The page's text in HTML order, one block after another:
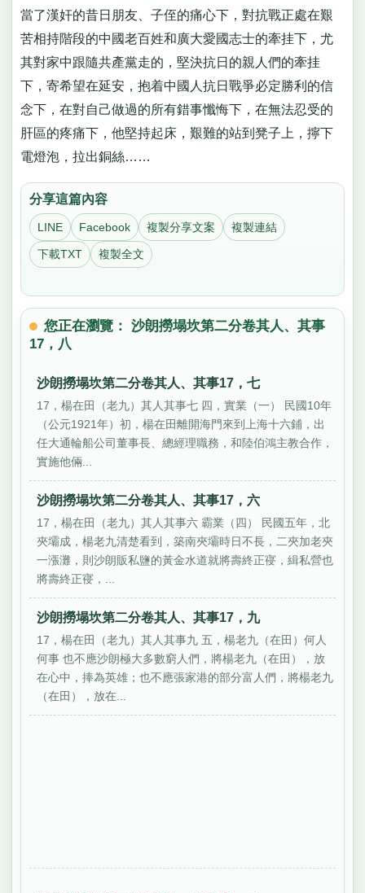
當了漢奸的昔日朋友、子侄的痛心下，對抗戰正處在艱
苦相持階段的中國老百姓和廣大愛國志士的牽挂下，尤
其對家中跟隨共產黨走的，堅決抗日的親人們的牽挂
下，寄希望在延安，抱着中國人抗日戰爭必定勝利的信
念下，在對自己做過的所有錯事懺悔下，在無法忍受的
肝區的疼痛下，他堅持起床，艱難的站到凳子上，擰下
電燈泡，拉出銅絲……
分享這篇內容
LINE Facebook 複製分享文案 複製連結
下載TXT 複製全文
您正在瀏覽： 沙朗撈塌坎第二分卷其人、其事
17，八
沙朗撈塌坎第二分卷其人、其事17，七
17，楊在田（老九）其人其事七 四，實業（一） 民國10年
（公元1921年）初，楊在田離開海門來到上海十六鋪，出
任大通輪船公司董事長、總經理職務，和陸伯鴻主教合作，
實施他倆...
沙朗撈塌坎第二分卷其人、其事17，六
17，楊在田（老九）其人其事六 霸業（四） 民國五年，北
夾壩成，楊老九清楚看到，築南夾壩時日不長，二夾加老夾
一漲灘，則沙朗販私鹽的黃金水道就將壽終正寑，緝私營也
將壽終正寑，...
沙朗撈塌坎第二分卷其人、其事17，九
17，楊在田（老九）其人其事九 五，楊老九（在田）何人
何事 也不應沙朗極大多數窮人們，將楊老九（在田），放
在心中，捧為英雄；也不應張家港的部分富人們，將楊老九
（在田），放在...